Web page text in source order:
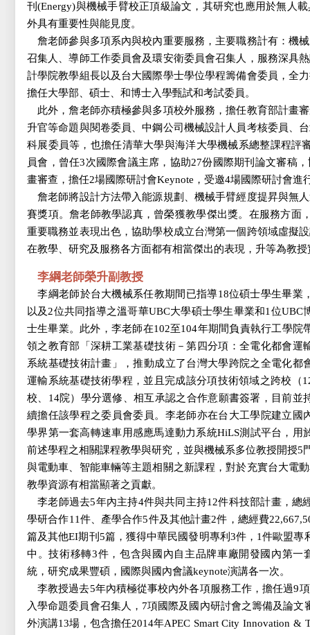
刊(Energy)與機械手臂校正頂級論文，其研究也應用於無人
外具有重要性與能見度。
詹老師參與多項系內與校內重要服務，主要職務計有：機
召集人、導師工作委員會及環安衛委員會召集人，服務深具
計學院教學組長以及台大國際學士學位學程籌備會委員，全
擔任大學部、碩士、和博士入學甄試和考試委員。
此外，詹老師亦積極參與多項校外服務，擔任教育部計畫
升官等命題與閱卷委員、中鋼公司機械設計人員考核委員、
科展委員等，也擔任清華大學與海洋大學機械系總整課程評
員會，曾任3次國際會議主席，協助27份國際期刊論文審稿
畫審查，擔任2場國際研討會Keynote，受邀4場國際研討會進
詹老師將設計方法帶入能源規劃、機械手臂經度提昇與無
賽獎項。詹老師教學認真，曾榮獲教學傑出獎。在服務方面
重要職務並表現出色，協助學校成立台灣第一個跨領域虛擬
在教學、研究及服務各方面都有相當傑出的表現，升等為教
李綱老師榮升副教授
李綱老師於台大機械系任教期間已指導18位碩士學生畢業
以及2位共同指導之溫哥華UBC大學碩士學生畢業和1位UBC
士生畢業。此外，李老師在102至104年期間負責執行工學院
領之教育部「深耕工業基礎技術－第四分項：全電化都會運
系統基礎技術計畫」，推動成立了台灣大學跨院之全電化都
運輸系統基礎技術學程，並且完成該分項技術領域之跨校（
校、14院）學分選修、相互承認之合作意願書簽署，目前並
續擔任該學程之委員會委員。李老師亦在台大工學院建立國
學界第一套高轉速車用感應馬達動力系統HiLS測試平台，用
前述學程之相關課程教學與研究，並與機械系多位教授開授5
與電動車、智能車輛等主題相關之新課程，對於充實台大電
教學資源有相當顯著之貢獻。
李老師過去5年內主持4件與共同主持12件科技部計畫，總
學研合作11件、產學合作5件及其他計畫2件，總經費
篇及其他EI期刊5篇，獲得中華民國發明專利3件，1件歐盟
中。技術移轉3件，包含與國內自主品牌車廠開發國內第一
統，研究成果豐碩，國際與國內會議keynote演講各一次。
李教授過去5年內積極從事校內外各項服務工作，擔任過9
入學命題委員會召集人，7項國際及國內研討會之籌備及論
外演講13場，包含擔任2014年APEC Smart City Innovation &